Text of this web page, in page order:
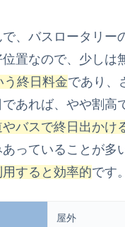
、バスロータリ
置なので、少しは
う終日料金であり、
あれば、やや割高
バスで終日出かけ
っていることが多
すると効率的です。
屋外